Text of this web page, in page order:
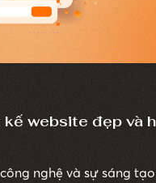
website đẹp và
nghệ và sự sáng